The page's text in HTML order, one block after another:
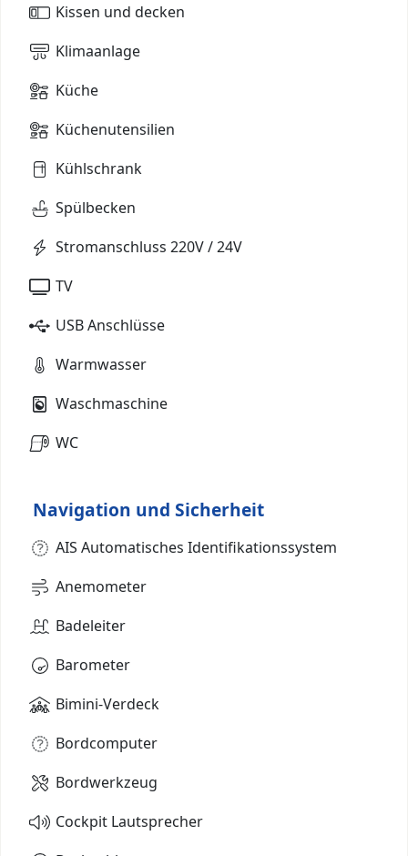
Kissen und decken
Klimaanlage
Küche
Küchenutensilien
Kühlschrank
Spülbecken
Stromanschluss 220V / 24V
TV
USB Anschlüsse
Warmwasser
Waschmaschine
WC
Navigation und Sicherheit
AIS Automatisches Identifikationssystem
Anemometer
Badeleiter
Barometer
Bimini-Verdeck
Bordcomputer
Bordwerkzeug
Cockpit Lautsprecher